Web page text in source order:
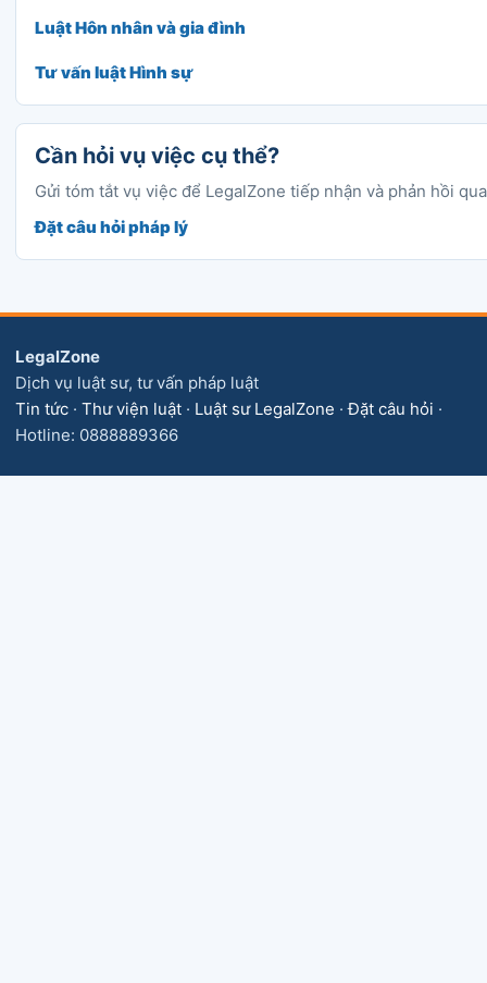
Luật Hôn nhân và gia đình
Tư vấn luật Hình sự
Cần hỏi vụ việc cụ thể?
Gửi tóm tắt vụ việc để LegalZone tiếp nhận và phản hồi
Đặt câu hỏi pháp lý
LegalZone
Dịch vụ luật sư, tư vấn pháp luật
Tin tức · Thư viện luật · Luật sư LegalZone ·Đặt câu hỏi ·
Hotline: 0888889366